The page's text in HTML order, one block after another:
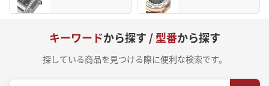
キーワードから探す /型番から探す
探している商品を見つける際に便利な検索です。